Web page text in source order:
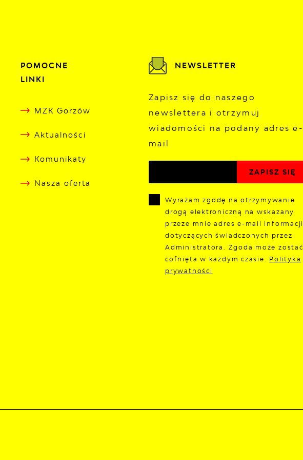
POMOCNE
LINKI
MZK Gorzów
Aktualności
Komunikaty
Nasza oferta
NEWSLETTER
Zapisz się do naszego
newslettera i otrzymuj
wiadomości na podany adres e-
mail
Wyrażam zgodę na otrzymywanie
drogą elektroniczną na wskazany
przeze mnie adres e-mail informacji
dotyczących świadczonych przez
Administratora. Zgoda może zostać
cofnięta w każdym czasie. Polityka
prywatności